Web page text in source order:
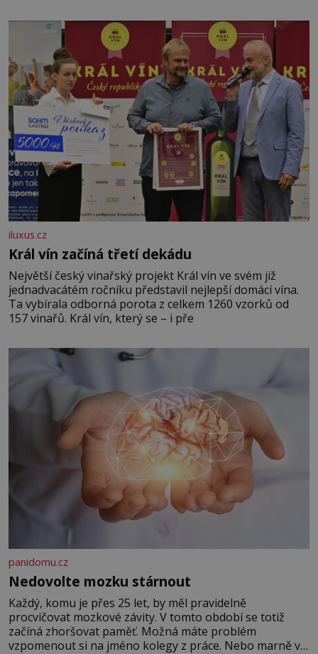
iluxus.cz
Král vín začíná třetí dekádu
Největší český vinařský projekt Král vín ve svém již
jednadvacátém ročníku představil nejlepší domácí vína.
Ta vybírala odborná porota z celkem 1260 vzorků od
157 vinařů. Král vín, který se – i pře
panidomu.cz
Nedovolte mozku stárnout
Každý, komu je přes 25 let, by měl pravidelně
procvičovat mozkové závity. V tomto období se totiž
začíná zhoršovat paměť. Možná máte problém
vzpomenout si na jméno kolegy z práce. Nebo marně v